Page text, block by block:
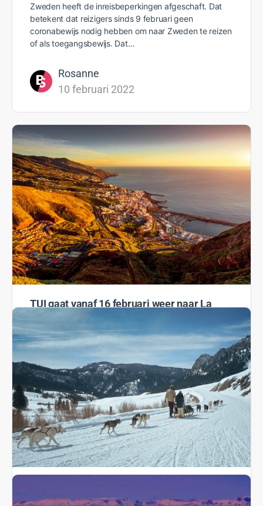
Zweden heeft de inreisbeperkingen afgeschaft. Dat
betekent dat reizigers sinds 9 februari geen
coronabewijs nodig hebben om naar Zweden te reizen
of als toegangsbewijs. Dat…
Rosanne
10 februari 2022
TUI gaat vanaf 16 februari weer naar La
Palma
TUI gaat vanaf 16 februari weer reizen naar La Palma
aanbieden. Circa 4,5 maand na de uitbarsting van de
Cumbre Vieja-vulkaan is het Canarische eiland…
Rosanne
10 februari 2022